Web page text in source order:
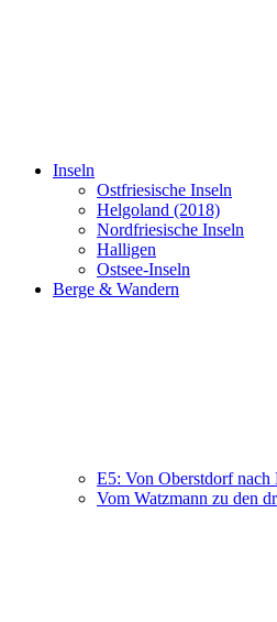
Inseln
Ostfriesische Inseln
Helgoland (2018)
Nordfriesische Inseln
Halligen
Ostsee-Inseln
Berge & Wandern
E5: Von Oberstdorf nach
Vom Watzmann zu den